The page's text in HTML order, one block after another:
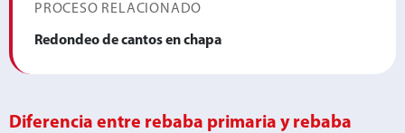
PROCESO RELACIONADO
Redondeo de cantos en chapa
Diferencia entre rebaba primaria y rebaba